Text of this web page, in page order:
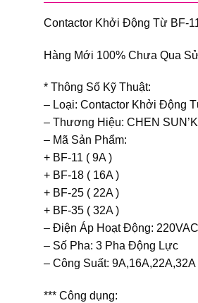
Contactor Khởi Động Từ BF-
Hàng Mới 100% Chưa Qua
* Thông Số Kỹ Thuật:
– Loại: Contactor Khởi Động
– Thương Hiệu: CHEN SUN’K
– Mã Sản Phẩm:
+ BF-11 ( 9A )
+ BF-18 ( 16A )
+ BF-25 ( 22A )
+ BF-35 ( 32A )
– Điện Áp Hoạt Động:
– Số Pha: 3 Pha Động Lực
– Công Suất:
*** Công dụng: